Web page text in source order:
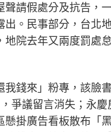
請假處分及抗告，
。民事部分，台北
院去年又兩度罰處
錢來」粉專，該臉
爭議留言消失；永
掛廣告看板散布「